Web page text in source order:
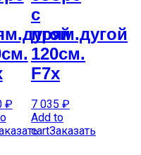
₽
с
прям.дугой
120см.
F7x
7 035 ₽
Add to
cartЗаказать